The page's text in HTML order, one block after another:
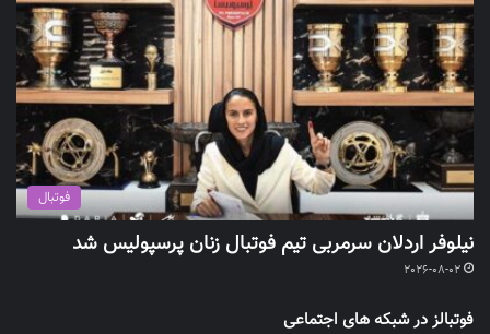
فوتبال
نیلوفر اردلان سرمربی تیم فوتبال زنان پرسپولیس شد
2026-08-02
فوتبالز در شبکه های اجتماعی